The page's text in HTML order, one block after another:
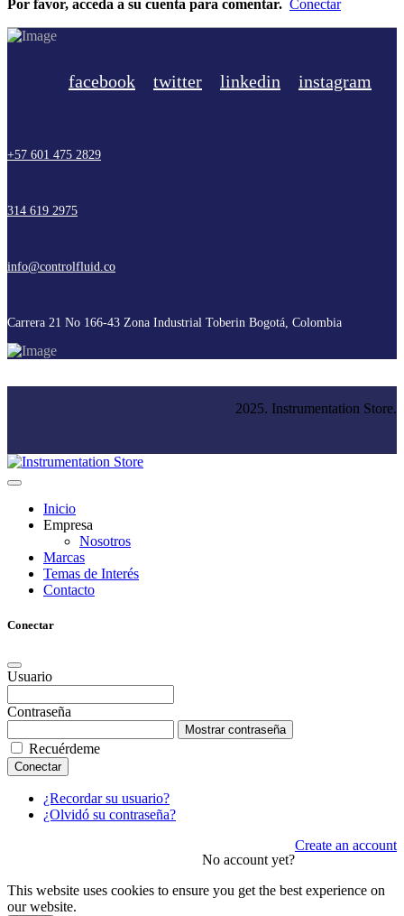
Por favor, acceda a su cuenta para comentar. Conectar
facebook twitter linkedin instagram
+57 601 475 2829
314 619 2975
info@controlfluid.co
Carrera 21 No 166-43 Zona Industrial Toberin Bogotá, Colombia
2025. Instrumentation Store.
Inicio
Empresa
Nosotros
Marcas
Temas de Interés
Contacto
Conectar
Usuario
Contraseña
Mostrar contraseña
Recuérdeme
Conectar
¿Recordar su usuario?
¿Olvidó su contraseña?
No account yet?
Create an account
This website uses cookies to ensure you get the best experience on
our website.